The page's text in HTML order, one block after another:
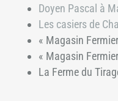
Doyen Pascal à
Les casiers de
« Magasin
« Magasin
La Ferme du